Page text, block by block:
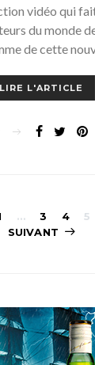
vidéo qui
du monde
de cette
LIRE L'ARTICLE
… 3 4 5
SUIVANT